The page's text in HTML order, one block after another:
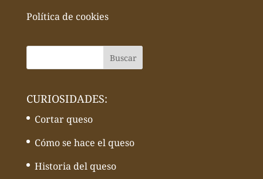
Política de cookies
CURIOSIDADES:
Cortar queso
Cómo se hace el queso
Historia del queso